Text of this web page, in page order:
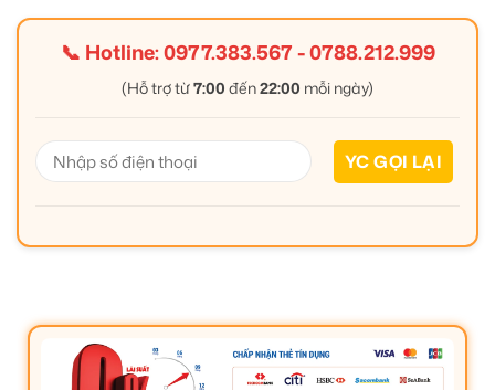
📞 Hotline:0977.383.567-0788.212.999
(Hỗ trợ từ7:00 đến22:00 mỗi ngày)